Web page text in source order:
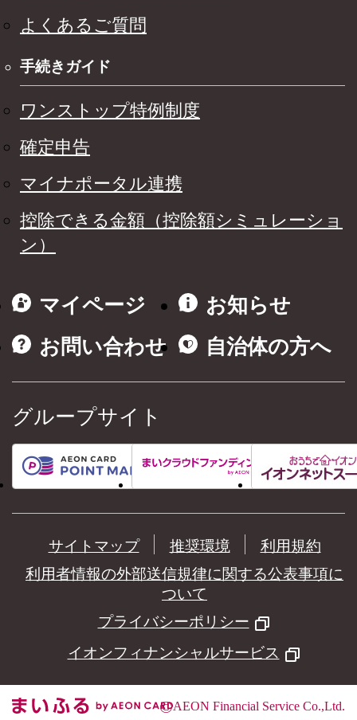
よくあるご質問
手続きガイド
ワンストップ特例制度
確定申告
マイナポータル連携
控除できる金額（控除額シミュレーショ
ン）
マイページ
お知らせ
お問い合わせ
自治体の方へ
グループサイト
サイトマップ 推奨環境
利用規約
利用者情報の外部送信規律に関する公表事項に
ついて
プライバシーポリシー
イオンフィナンシャルサービス
©AEON Financial Service Co.,Ltd.